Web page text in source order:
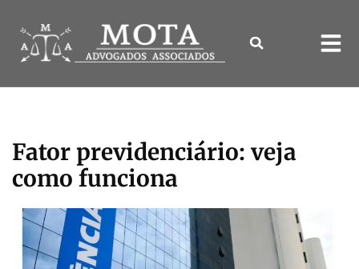
Fator previdenciário: veja
como funciona